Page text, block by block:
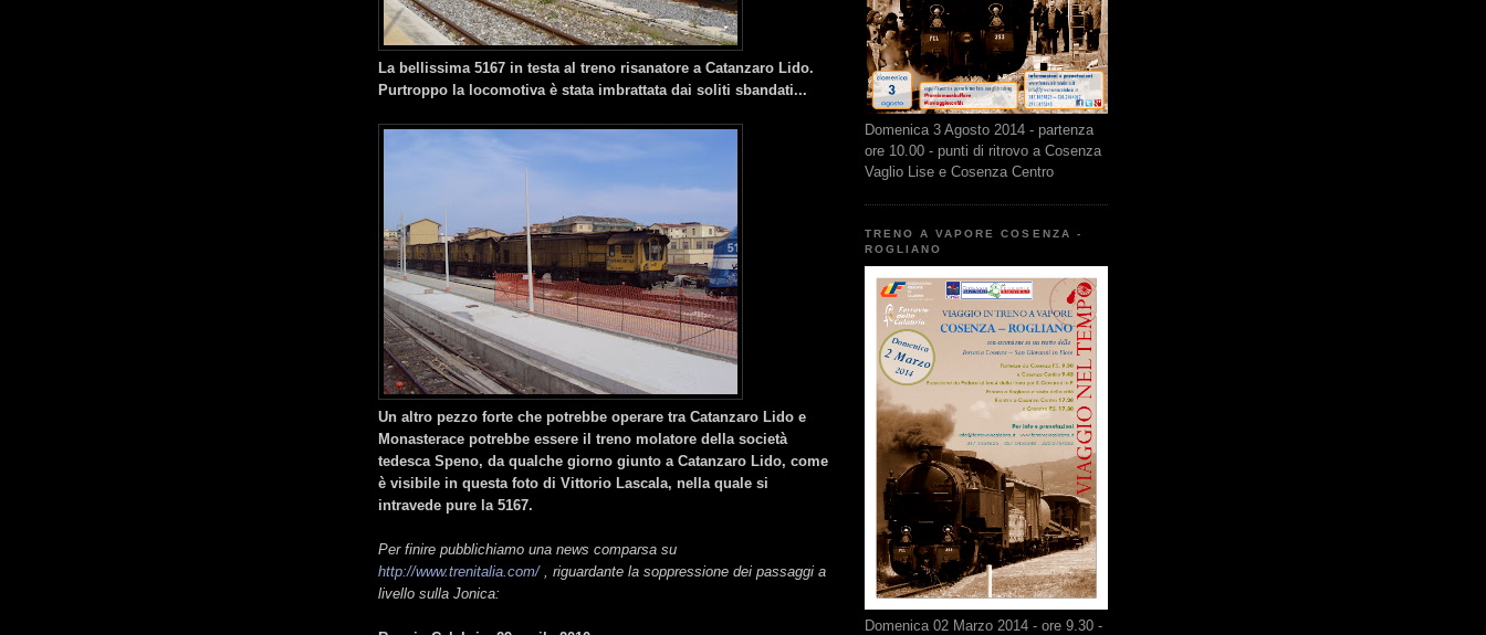
La bellissima 5167 in testa al treno risanatore a Catanzaro Lido.
Purtroppo la locomotiva è stata imbrattata dai soliti sbandati...
Un altro pezzo forte che potrebbe operare tra Catanzaro Lido e
Monasterace potrebbe essere il treno molatore della società
tedesca Speno, da qualche giorno giunto a Catanzaro Lido, come
è visibile in questa foto di Vittorio Lascala, nella quale si
intravede pure la 5167.
Per finire pubblichiamo una news comparsa su
http://www.trenitalia.com/, riguardante la soppressione dei passaggi a
livello sulla Jonica:
Domenica 3 Agosto 2014 - partenza
ore 10.00 - punti di ritrovo a Cosenza
Vaglio Lise e Cosenza Centro
TRENO A VAPORE COSENZA -
ROGLIANO
Domenica 02 Marzo 2014 - ore 9.30 -